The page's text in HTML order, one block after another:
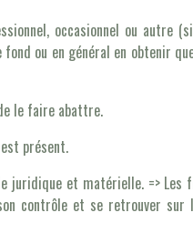
occasionnel ou
ou en général en obtenir
le faire abattre.
présent.
juridique et matérielle. =>
contrôle et se retrouver sur